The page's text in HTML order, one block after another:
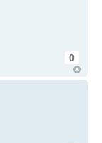
0